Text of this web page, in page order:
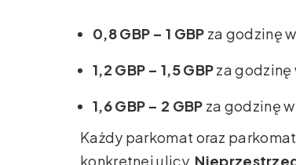
0,8 GBP – 1 GBP za godzinę
1,2 GBP – 1,5 GBPza godzinę
1,6 GBP – 2 GBP za godzinę
Każdy parkomat oraz
konkretnej ulicy.